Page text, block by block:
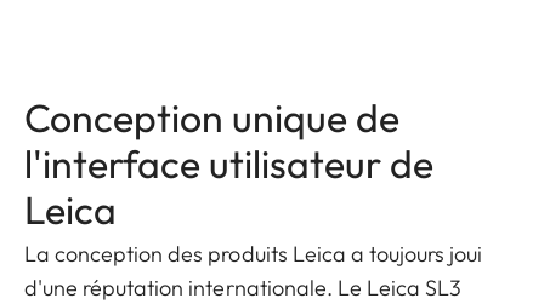
Conception unique de
l'interface utilisateur de
Leica
La conception des produits Leica a toujours joui
d'une réputation internationale. Le Leica SL3